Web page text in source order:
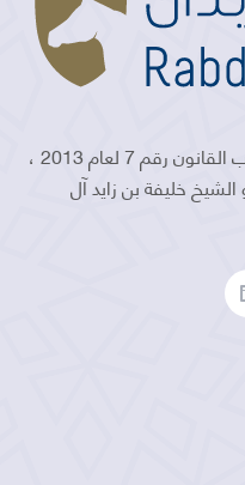
تأسست أكاديمية ربدان رسميًا بموجب القانون رقم 7 لعام 2013 ،
خليفة بن زايد آل